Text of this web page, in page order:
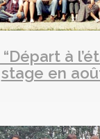
“Départ à
stage en